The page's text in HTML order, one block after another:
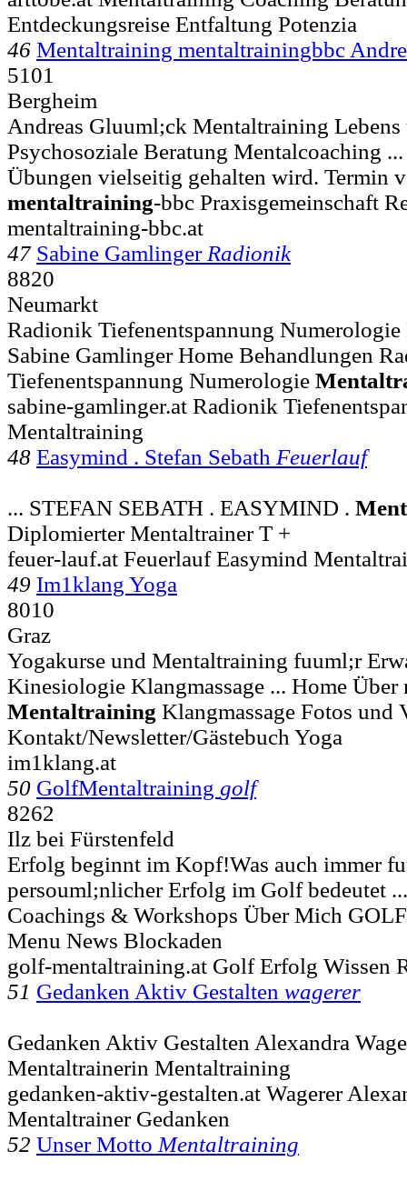
Entdeckungsreise Entfaltung Potenzia
46 Mentaltraining mentaltrainingbbc
5101
Bergheim
Andreas Gluuml;ck Mentaltraining
Psychosoziale Beratung Mentalcoaching
Übungen vielseitig gehalten wird. Termin
mentaltraining-bbc Praxisgemeinschaft
mentaltraining-bbc.at
47 Sabine Gamlinger Radionik
8820
Neumarkt
Radionik Tiefenentspannung
Sabine Gamlinger Home Behandlungen
Tiefenentspannung Numerologie
sabine-gamlinger.at Radionik
Mentaltraining
48 Easymind . Stefan Sebath Feuerlauf
... STEFAN SEBATH . EASYMIND .
Diplomierter Mentaltrainer T +
feuer-lauf.at Feuerlauf Easymind
49 Im1klang Yoga
8010
Graz
Yogakurse und Mentaltraining fuuml;r
Kinesiologie Klangmassage ... Home Über
Mentaltraining Klangmassage Fotos und
Kontakt/Newsletter/Gästebuch Yoga
im1klang.at
50 GolfMentaltraining golf
8262
Ilz bei Fürstenfeld
Erfolg beginnt im Kopf!Was auch immer
persouml;nlicher Erfolg im Golf bedeutet
Coachings & Workshops Über Mich
Menu News Blockaden
golf-mentaltraining.at Golf Erfolg Wissen
51 Gedanken Aktiv Gestalten wagerer
Gedanken Aktiv Gestalten Alexandra
Mentaltrainerin Mentaltraining
gedanken-aktiv-gestalten.at Wagerer
Mentaltrainer Gedanken
52 Unser Motto Mentaltraining